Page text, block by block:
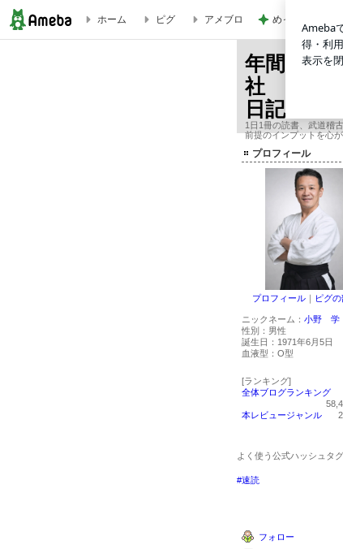
[2巻] 7つの習慣プライベートコーチ レッスン2ビジョンを描こう 25298 |
ホーム ピグ アメブロ めっちゃお得に
年間365
社 オー
日記
1日1冊の読書、武道稽
前提のインプットを心
プロフィール
プロフィール ｜ ピグ
ニックネーム： 小野 学
性別： 男性
誕生日： 1971年6月5日
血液型： O型
[ランキング]
全体ブログランキング
本レビュージャンル
よく使う公式ハッシュタグ
#速読
フォロー